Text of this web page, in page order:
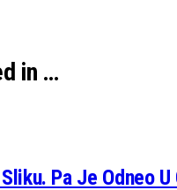
in …
Pa Je Odneo